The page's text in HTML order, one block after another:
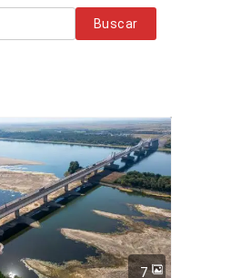
Buscar
7